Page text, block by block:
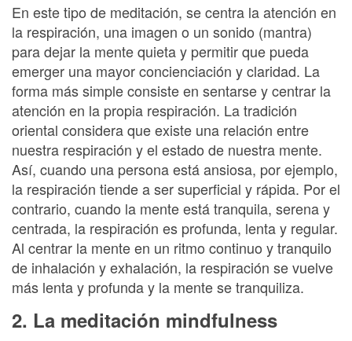
En este tipo de meditación, se centra la atención en
la respiración, una imagen o un sonido (mantra)
para dejar la mente quieta y permitir que pueda
emerger una mayor concienciación y claridad. La
forma más simple consiste en sentarse y centrar la
atención en la propia respiración. La tradición
oriental considera que existe una relación entre
nuestra respiración y el estado de nuestra mente.
Así, cuando una persona está ansiosa, por ejemplo,
la respiración tiende a ser superficial y rápida. Por el
contrario, cuando la mente está tranquila, serena y
centrada, la respiración es profunda, lenta y regular.
Al centrar la mente en un ritmo continuo y tranquilo
de inhalación y exhalación, la respiración se vuelve
más lenta y profunda y la mente se tranquiliza.
2. La meditación mindfulness